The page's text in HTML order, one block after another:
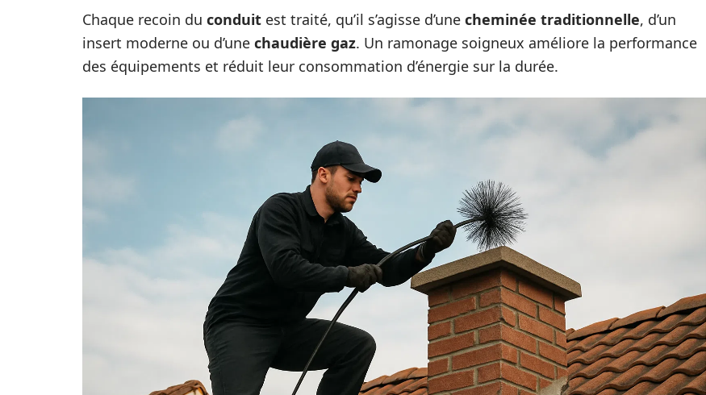
Chaque recoin du conduit est traité, qu’il s’agisse d’une cheminée traditionnelle, d’un
insert moderne ou d’une chaudière gaz. Un ramonage soigneux améliore la performance
des équipements et réduit leur consommation d’énergie sur la durée.